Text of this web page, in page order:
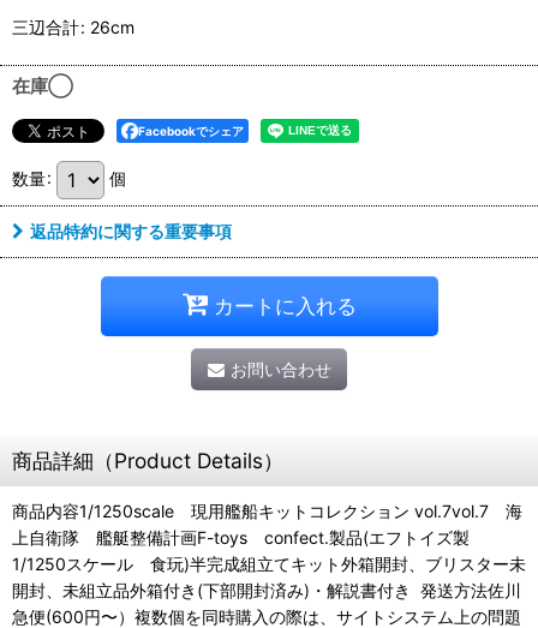
三辺合計: 26cm
在庫◯
Facebookでシェア
数量: 個
返品特約に関する重要事項
カートに入れる
お問い合わせ
商品詳細（Product Details）
商品内容1/1250scale 現用艦船キットコレクション vol.7vol.7 海
上自衛隊 艦艇整備計画F-toys confect.製品(エフトイズ製
1/1250スケール 食玩)半完成組立てキット外箱開封、ブリスター未
開封、未組立品外箱付き(下部開封済み)・解説書付き 発送方法佐川
急便(600円〜）複数個を同時購入の際は、サイトシステム上の問題